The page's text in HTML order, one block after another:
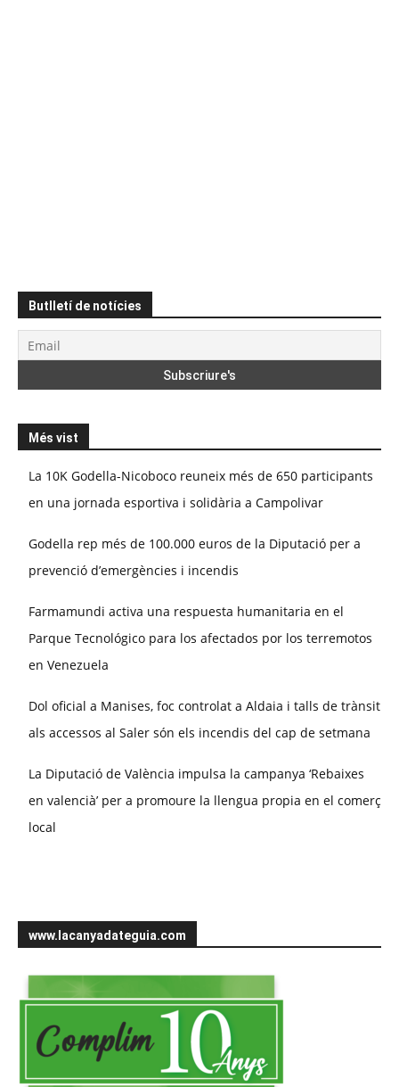
Butlletí de notícies
Més vist
La 10K Godella-Nicoboco reuneix més de 650 participants
en una jornada esportiva i solidària a Campolivar
Godella rep més de 100.000 euros de la Diputació per a
prevenció d’emergències i incendis
Farmamundi activa una respuesta humanitaria en el
Parque Tecnológico para los afectados por los terremotos
en Venezuela
Dol oficial a Manises, foc controlat a Aldaia i talls de trànsit
als accessos al Saler són els incendis del cap de setmana
La Diputació de València impulsa la campanya ‘Rebaixes
en valencià’ per a promoure la llengua propia en el comerç
local
www.lacanyadateguia.com